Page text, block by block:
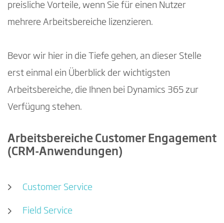
preisliche Vorteile, wenn Sie für einen Nutzer
mehrere Arbeitsbereiche lizenzieren.
Bevor wir hier in die Tiefe gehen, an dieser Stelle
erst einmal ein Überblick der wichtigsten
Arbeitsbereiche, die Ihnen bei Dynamics 365 zur
Verfügung stehen.
Arbeitsbereiche Customer Engagement
(CRM-Anwendungen)
Customer Service
Field Service